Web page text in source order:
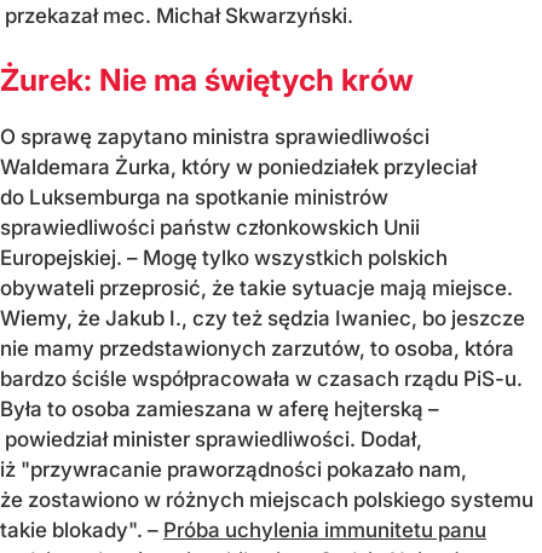
przekazał mec. Michał Skwarzyński.
Żurek: Nie ma świętych krów
O sprawę zapytano ministra sprawiedliwości
Waldemara Żurka, który w poniedziałek przyleciał
do Luksemburga na spotkanie ministrów
sprawiedliwości państw członkowskich Unii
Europejskiej. – Mogę tylko wszystkich polskich
obywateli przeprosić, że takie sytuacje mają miejsce.
Wiemy, że Jakub I., czy też sędzia Iwaniec, bo jeszcze
nie mamy przedstawionych zarzutów, to osoba, która
bardzo ściśle współpracowała w czasach rządu PiS-u.
Była to osoba zamieszana w aferę hejterską –
powiedział minister sprawiedliwości. Dodał,
iż "przywracanie praworządności pokazało nam,
że zostawiono w różnych miejscach polskiego systemu
takie blokady". – Próba uchylenia immunitetu panu